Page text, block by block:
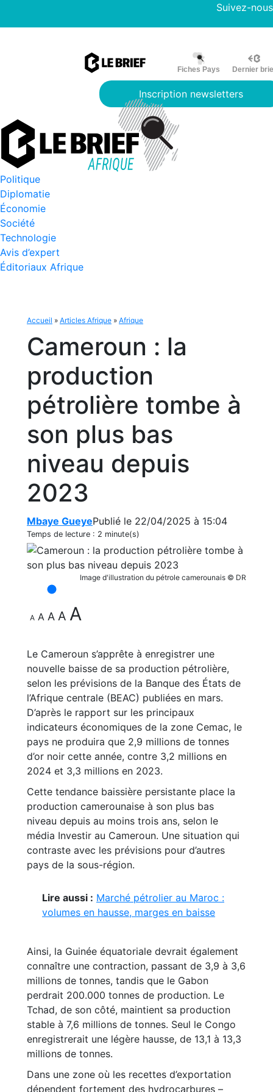
Suivez-nous
Fiches Pays Dernier
Inscription newsletters
Politique
Diplomatie
Économie
Société
Technologie
Avis d’expert
Éditoriaux Afrique
Accueil » Articles Afrique » Afrique
Cameroun : la
production
pétrolière tombe à
son plus bas
niveau depuis
2023
Mbaye GueyePublié le 22/04/2025 à 15:04
Temps de lecture : 2 minute(s)
Image d'illustration du pétrole camerounais © DR
A A A A A
Le Cameroun s’apprête à enregistrer une
nouvelle baisse de sa production pétrolière,
selon les prévisions de la Banque des États de
l’Afrique centrale (BEAC) publiées en mars.
D’après le rapport sur les principaux
indicateurs économiques de la zone Cemac, le
pays ne produira que 2,9 millions de tonnes
d’or noir cette année, contre 3,2 millions en
2024 et 3,3 millions en 2023.
Cette tendance baissière persistante place la
production camerounaise à son plus bas
niveau depuis au moins trois ans, selon le
média Investir au Cameroun. Une situation qui
contraste avec les prévisions pour d’autres
pays de la sous-région.
Lire aussi : Marché pétrolier au Maroc :
volumes en hausse, marges en baisse
Ainsi, la Guinée équatoriale devrait également
connaître une contraction, passant de 3,9 à 3,6
millions de tonnes, tandis que le Gabon
perdrait 200.000 tonnes de production. Le
Tchad, de son côté, maintient sa production
stable à 7,6 millions de tonnes. Seul le Congo
enregistrerait une légère hausse, de 13,1 à 13,3
millions de tonnes.
Dans une zone où les recettes d’exportation
dépendent fortement des hydrocarbures –